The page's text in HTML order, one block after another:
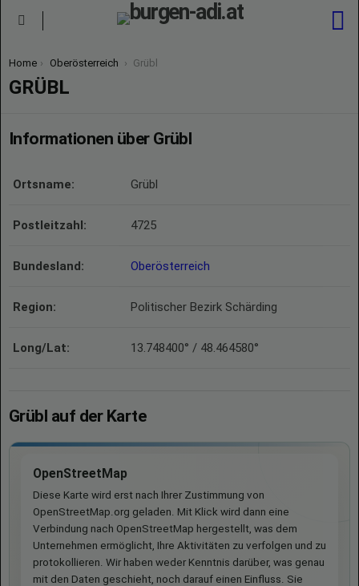
You are here:
Home Oberösterreich Grübl
GRÜBL
Informationen über Grübl
Ortsname: Grübl
Postleitzahl: 4725
Bundesland: Oberösterreich
Region: Politischer Bezirk Schärding
Long/Lat: 13.748400° / 48.464580°
Grübl auf der Karte
OpenStreetMap
Diese Karte wird erst nach Ihrer Zustimmung von
OpenStreetMap.org geladen. Mit Klick wird dann eine
Verbindung nach OpenStreetMap hergestellt, was dem
Unternehmen ermöglicht, Ihre Aktivitäten zu verfolgen und zu
protokollieren. Wir haben weder Kenntnis darüber, was genau
mit den Daten geschieht, noch darauf einen Einfluss. Sie